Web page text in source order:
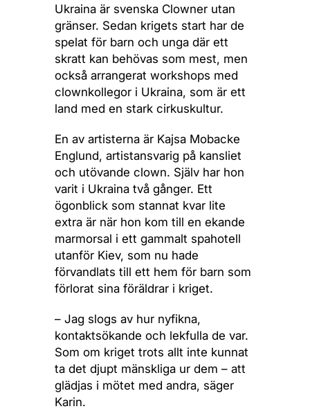
Ukraina är svenska Clowner utan
gränser. Sedan krigets start har de
spelat för barn och unga där ett
skratt kan behövas som mest, men
också arrangerat workshops med
clownkollegor i Ukraina, som är ett
land med en stark cirkuskultur.
En av artisterna är Kajsa Mobacke
Englund, artistansvarig på kansliet
och utövande clown. Själv har hon
varit i Ukraina två gånger. Ett
ögonblick som stannat kvar lite
extra är när hon kom till en ekande
marmorsal i ett gammalt spahotell
utanför Kiev, som nu hade
förvandlats till ett hem för barn som
förlorat sina föräldrar i kriget.
– Jag slogs av hur nyfikna,
kontaktsökande och lekfulla de var.
Som om kriget trots allt inte kunnat
ta det djupt mänskliga ur dem – att
glädjas i mötet med andra, säger
Karin.